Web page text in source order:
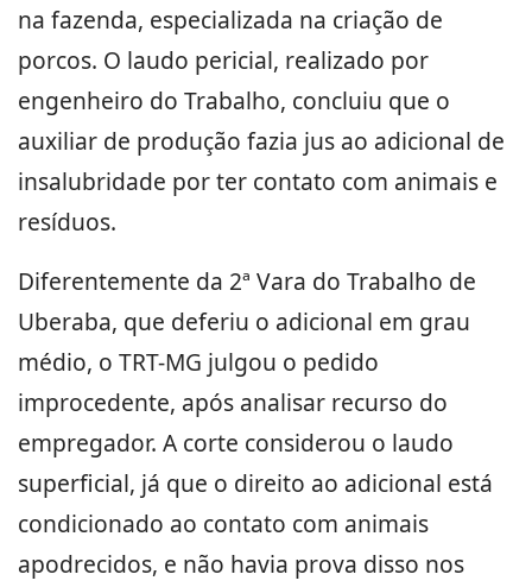
na fazenda, especializada na criação de
porcos. O laudo pericial, realizado por
engenheiro do Trabalho, concluiu que o
auxiliar de produção fazia jus ao adicional de
insalubridade por ter contato com animais e
resíduos.
Diferentemente da 2ª Vara do Trabalho de
Uberaba, que deferiu o adicional em grau
médio, o TRT-MG julgou o pedido
improcedente, após analisar recurso do
empregador. A corte considerou o laudo
superficial, já que o direito ao adicional está
condicionado ao contato com animais
apodrecidos, e não havia prova disso nos